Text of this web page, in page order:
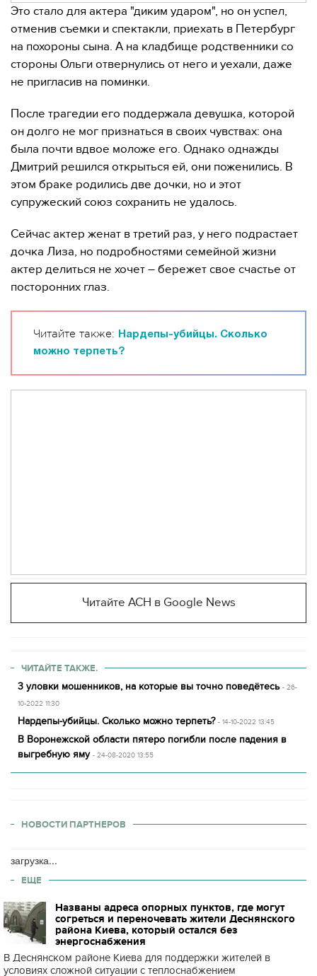
Это стало для актера "диким ударом", но он успел,
отменив съемки и спектакли, приехать в Петербург
на похороны сына. А на кладбище родственники со
стороны Ольги отвернулись от него и уехали, даже
не пригласив на поминки.
После трагедии его поддержала девушка, которой
он долго не мог признаться в своих чувствах: она
была почти вдвое моложе его. Однако однажды
Дмитрий решился открыться ей, они поженились. В
этом браке родились две дочки, но и этот
супружеский союз сохранить не удалось.
Сейчас актер женат в третий раз, у него подрастает
дочка Лиза, но подробностями семейной жизни
актер делиться не хочет – бережет свое счастье от
посторонних глаз.
Читайте также:
Нардепы-убийцы. Сколько
можно терпеть?
Читайте АСН в Google News
ЧИТАЙТЕ ТАКЖЕ.
3 уловки мошенников, на которые вы точно поведётесь - 26-
10-2022 11:30
Нардепы-убийцы. Сколько можно терпеть? - 14-10-2022 13:45
В Воронежской области пятеро погибли после падения в
выгребную яму - 24-08-2020 13:55
НОВОСТИ ПАРТНЕРОВ
загрузка...
ЕЩЕ
Названы адреса опорных пунктов, где могут
согреться и переночевать жители Деснянского
района Киева, который остался без
энергоснабжения
В Деснянском районе Киева для поддержки жителей в
условиях сложной ситуации с теплоснабжением